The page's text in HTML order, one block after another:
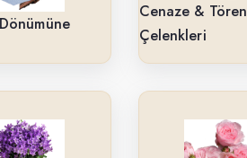
Cenaze & Tören
Çelenkleri